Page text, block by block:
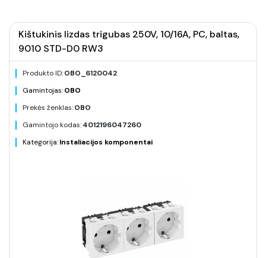
Kištukinis lizdas trigubas 250V, 10/16A, PC, baltas,
9010 STD-D0 RW3
Produkto ID:OBO_6120042
Gamintojas:OBO
Prekės ženklas:OBO
Gamintojo kodas:4012196047260
Kategorija:Instaliacijos komponentai